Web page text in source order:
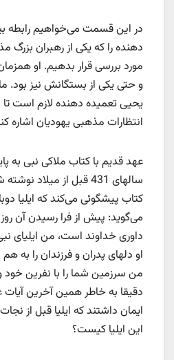
در این قسمت می‌خواهیم رابطه
دهنده را که یکی از رهبران بزرگ
مورد بررسی قرار بدهیم. او
و حتی یکی از بستگانش نیز بود. ما
یحیی تعمیده دهنده لازم است تا
انتظارات مذهبی یهودیان اشاره
عهد قدیم با کتاب ملاکی نبی به
سالهای 431 قبل از
کتاب پیشگوئی می‌کند که ایلیا
می‌گوید: پیش از فرا رسیدن آن
داوری خداوند است، من ایلیای
او دلهای پدران و فرزندان را به
دقیقا به خاطر همین آخرین آیات
ایمان داشتند که ایلیا قبل از
این ایلیا کیست؟